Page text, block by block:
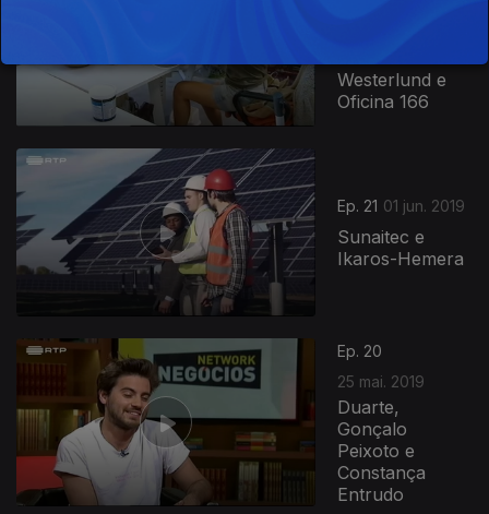
Westerlund e
Oficina 166
Ep. 21 01 jun. 2019
Sunaitec e
Ikaros-Hemera
Ep. 20
25 mai. 2019
Duarte,
Gonçalo
Peixoto e
Constança
Entrudo
408610